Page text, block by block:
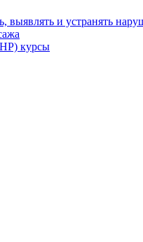
выявлять и устранять
курсы